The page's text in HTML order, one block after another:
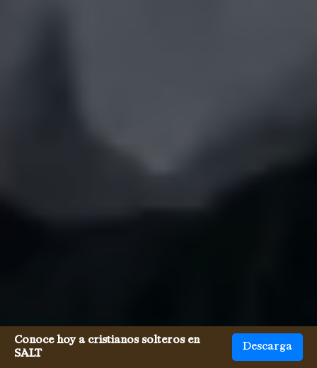
Conoce hoy a cristianos solteros en
SALT
Descarga